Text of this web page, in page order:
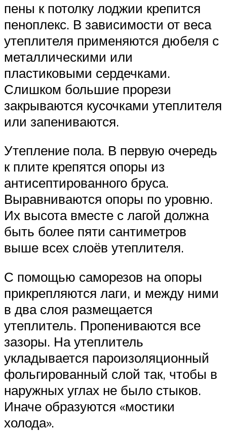
пены к потолку лоджии крепится
пеноплекс. В зависимости от веса
утеплителя применяются дюбеля с
металлическими или
пластиковыми сердечками.
Слишком большие прорези
закрываются кусочками утеплителя
или запениваются.
Утепление пола. В первую очередь
к плите крепятся опоры из
антисептированного бруса.
Выравниваются опоры по уровню.
Их высота вместе с лагой должна
быть более пяти сантиметров
выше всех слоёв утеплителя.
С помощью саморезов на опоры
прикрепляются лаги, и между ними
в два слоя размещается
утеплитель. Пропениваются все
зазоры. На утеплитель
укладывается пароизоляционный
фольгированный слой так, чтобы в
наружных углах не было стыков.
Иначе образуются «мостики
холода».